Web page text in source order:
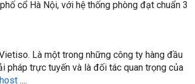
cổ Hà Nội, với hệ thống phòng đạt chuẩn 3
Là một trong những công ty hàng đầu
pháp trực tuyến và là đối tác quan trọng của
....